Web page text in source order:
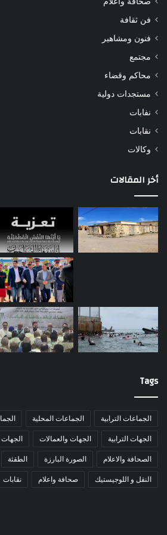
فن ثقافة
فنون ومشاهير
مجتمع
محاكم وقضاء
مستجدات دولية
نفابات
نقابات
وكالات
أخر المقالات
Tags
الجماعات الترابية الجماعات المحلية
الجهات الترابية الجهات والعمالات الجهات
الصحافة والاعلام الصورة البارزة الطقثة
النقل و اللوجيستيك صحافة واعلام نقابات